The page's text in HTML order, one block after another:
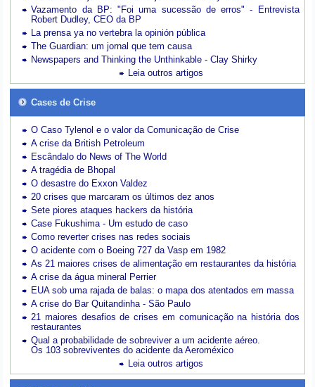
Vazamento da BP: "Foi uma sucessão de erros" - Entrevista
Robert Dudley, CEO da BP
La prensa ya no vertebra la opinión pública
The Guardian: um jornal que tem causa
Newspapers and Thinking the Unthinkable - Clay Shirky
Leia outros artigos
Cases de Crise
O Caso Tylenol e o valor da Comunicação de Crise
A crise da British Petroleum
Escândalo do News of The World
A tragédia de Bhopal
O desastre do Exxon Valdez
20 crises que marcaram os últimos dez anos
Sete piores ataques hackers da história
Case Fukushima - Um estudo de caso
Como reverter crises nas redes sociais
O acidente com o Boeing 727 da Vasp em 1982
As 21 maiores crises de alimentação em restaurantes da história
A crise da água mineral Perrier
EUA sob uma rajada de balas: o mapa dos atentados em massa
A crise do Bar Quitandinha - São Paulo
21 maiores desafios de crises em comunicação na história dos
restaurantes
Qual a probabilidade de sobreviver a um acidente aéreo.
Os 103 sobreviventes do acidente da Aeroméxico
Leia outros artigos